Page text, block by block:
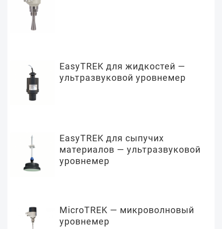
EasyTREK для жидкостей —
ультразвуковой уровнемер
EasyTREK для сыпучих
материалов — ультразвуковой
уровнемер
MicroTREK — микроволновый
уровнемер